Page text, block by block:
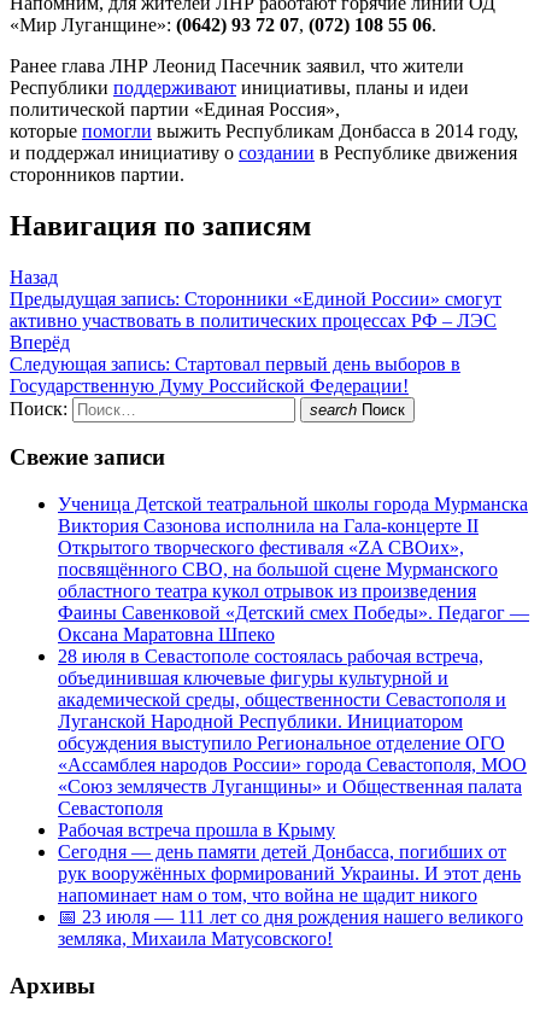
«Мир Луганщине»: (0642) 93 72 07, (072) 108 55 06.
Ранее глава ЛНР Леонид Пасечник заявил, что жители
Республики поддерживают инициативы, планы и идеи
политической партии «Единая Россия»,
которые помогли выжить Республикам Донбасса в 2014 году,
и поддержал инициативу о создании в Республике движения
сторонников партии.
Навигация по записям
Назад
Предыдущая запись: Сторонники «Единой России» смогут
активно участвовать в политических процессах РФ – ЛЭС
Вперёд
Следующая запись: Стартовал первый день выборов в
Государственную Думу Российской Федерации!
Поиск:
search Поиск
Свежие записи
Ученица Детской театральной школы города Мурманска
Виктория Сазонова исполнила на Гала-концерте II
Открытого творческого фестиваля «ZA СВОих»,
посвящённого СВО, на большой сцене Мурманского
областного театра кукол отрывок из произведения
Фаины Савенковой «Детский смех Победы». Педагог —
Оксана Маратовна Шпеко
28 июля в Севастополе состоялась рабочая встреча,
объединившая ключевые фигуры культурной и
академической среды, общественности Севастополя и
Луганской Народной Республики. Инициатором
обсуждения выступило Региональное отделение ОГО
«Ассамблея народов России» города Севастополя, МОО
«Союз землячеств Луганщины» и Общественная палата
Севастополя
Рабочая встреча прошла в Крыму
Сегодня — день памяти детей Донбасса, погибших от
рук вооружённых формирований Украины. И этот день
напоминает нам о том, что война не щадит никого
📅 23 июля — 111 лет со дня рождения нашего великого
земляка, Михаила Матусовского!
Архивы